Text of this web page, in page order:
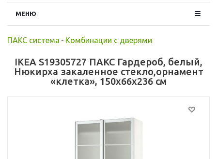
МЕНЮ
ПАКС система - Комбинации с дверями
IKEA S19305727 ПАКС Гардероб, белый,
Нюкирха закаленное стекло,орнамент
«клетка», 150x66x236 см